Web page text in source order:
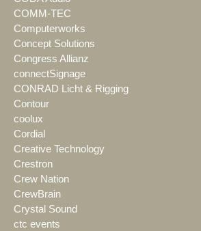
COMM-TEC
Computerworks
Concept Solutions
Congress Allianz
connectSignage
CONRAD Licht & Rigging
Contour
coolux
Cordial
Creative Technology
Crestron
Crew Nation
CrewBrain
Crystal Sound
ctc events